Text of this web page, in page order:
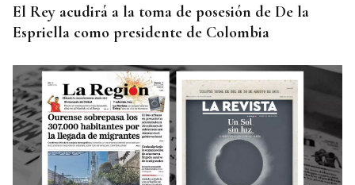
El Rey acudirá a la toma de posesión de De la
Espriella como presidente de Colombia